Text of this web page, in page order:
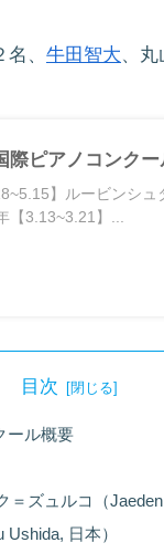
、 牛田智大、丸
際ピアノコンク
】ルービンシュ
【3.13~3.21】...
目次
ール概要
＝ズュルコ（
日本）